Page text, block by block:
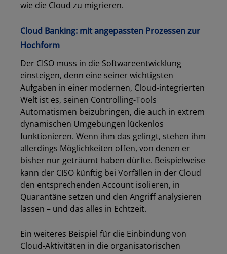
wie die Cloud zu migrieren.
Cloud Banking: mit angepassten Prozessen zur
Hochform
Der CISO muss in die Softwareentwicklung
einsteigen, denn eine seiner wichtigsten
Aufgaben in einer modernen, Cloud-integrierten
Welt ist es, seinen Controlling-Tools
Automatismen beizubringen, die auch in extrem
dynamischen Umgebungen lückenlos
funktionieren. Wenn ihm das gelingt, stehen ihm
allerdings Möglichkeiten offen, von denen er
bisher nur geträumt haben dürfte. Beispielweise
kann der CISO künftig bei Vorfällen in der Cloud
den entsprechenden Account isolieren, in
Quarantäne setzen und den Angriff analysieren
lassen – und das alles in Echtzeit.
Ein weiteres Beispiel für die Einbindung von
Cloud-Aktivitäten in die organisatorischen